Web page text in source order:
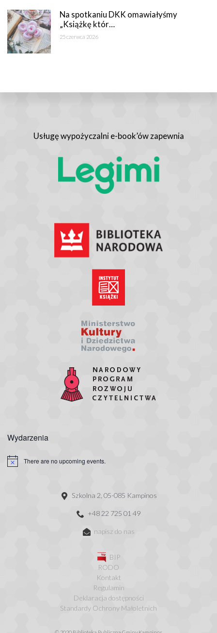
Na spotkaniu DKK omawiałyśmy
„Książkę któr…
25 czerwca 2026
Usługę wypożyczalni e-book’ów zapewnia
Wydarzenia
There are no upcoming events.
Szkolna 2, 05-085 Kampinos
+48 22 725 01 49
napisz do nas
BIP
RODO
Kontakt
Regulamin
Deklaracja dostępności
Standardy Ochrony Małoletnich